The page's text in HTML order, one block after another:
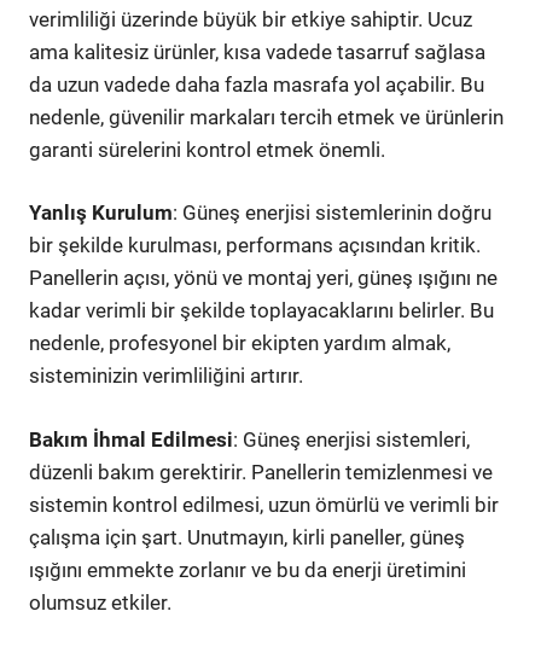
verimliliği üzerinde büyük bir etkiye sahiptir. Ucuz
ama kalitesiz ürünler, kısa vadede tasarruf sağlasa
da uzun vadede daha fazla masrafa yol açabilir. Bu
nedenle, güvenilir markaları tercih etmek ve ürünlerin
garanti sürelerini kontrol etmek önemli.
Yanlış Kurulum: Güneş enerjisi sistemlerinin doğru
bir şekilde kurulması, performans açısından kritik.
Panellerin açısı, yönü ve montaj yeri, güneş ışığını ne
kadar verimli bir şekilde toplayacaklarını belirler. Bu
nedenle, profesyonel bir ekipten yardım almak,
sisteminizin verimliliğini artırır.
Bakım İhmal Edilmesi: Güneş enerjisi sistemleri,
düzenli bakım gerektirir. Panellerin temizlenmesi ve
sistemin kontrol edilmesi, uzun ömürlü ve verimli bir
çalışma için şart. Unutmayın, kirli paneller, güneş
ışığını emmekte zorlanır ve bu da enerji üretimini
olumsuz etkiler.